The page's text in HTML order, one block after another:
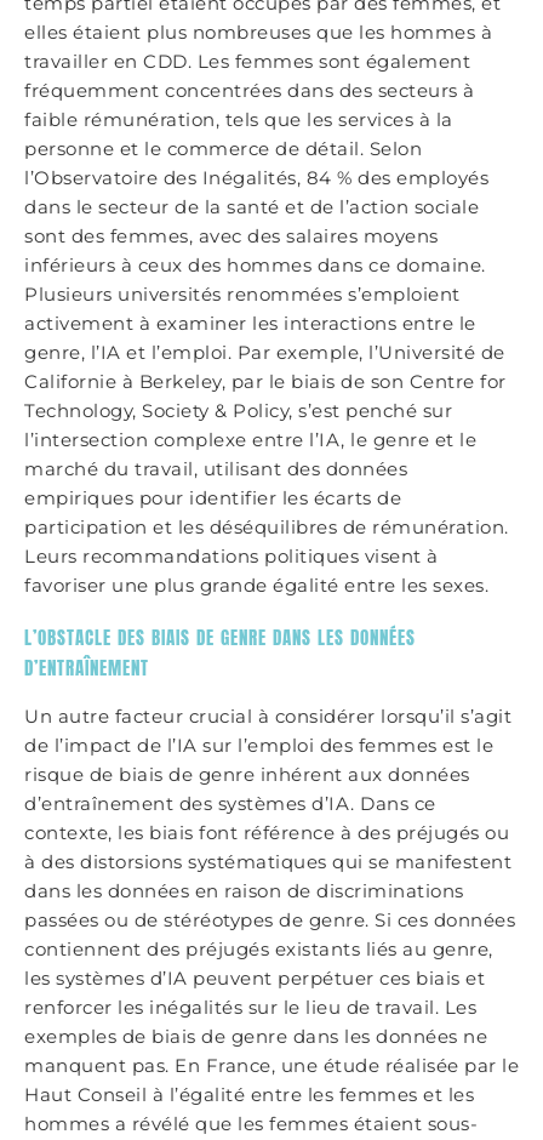
elles étaient plus nombreuses que les hommes à
travailler en CDD. Les femmes sont également
fréquemment concentrées dans des secteurs à
faible rémunération, tels que les services à la
personne et le commerce de détail. Selon
l’Observatoire des Inégalités, 84 % des employés
dans le secteur de la santé et de l’action sociale
sont des femmes, avec des salaires moyens
inférieurs à ceux des hommes dans ce domaine.
Plusieurs universités renommées s’emploient
activement à examiner les interactions entre le
genre, l’IA et l’emploi. Par exemple, l’Université de
Californie à Berkeley, par le biais de son Centre for
Technology, Society & Policy, s’est penché sur
l’intersection complexe entre l’IA, le genre et le
marché du travail, utilisant des données
empiriques pour identifier les écarts de
participation et les déséquilibres de rémunération.
Leurs recommandations politiques visent à
favoriser une plus grande égalité entre les sexes.
L’OBSTACLE DES BIAIS DE GENRE DANS LES DONNÉES
D’ENTRAÎNEMENT
Un autre facteur crucial à considérer lorsqu’il s’agit
de l’impact de l’IA sur l’emploi des femmes est le
risque de biais de genre inhérent aux données
d’entraînement des systèmes d’IA. Dans ce
contexte, les biais font référence à des préjugés ou
à des distorsions systématiques qui se manifestent
dans les données en raison de discriminations
passées ou de stéréotypes de genre. Si ces données
contiennent des préjugés existants liés au genre,
les systèmes d’IA peuvent perpétuer ces biais et
renforcer les inégalités sur le lieu de travail. Les
exemples de biais de genre dans les données ne
manquent pas. En France, une étude réalisée par le
Haut Conseil à l’égalité entre les femmes et les
hommes a révélé que les femmes étaient sous-